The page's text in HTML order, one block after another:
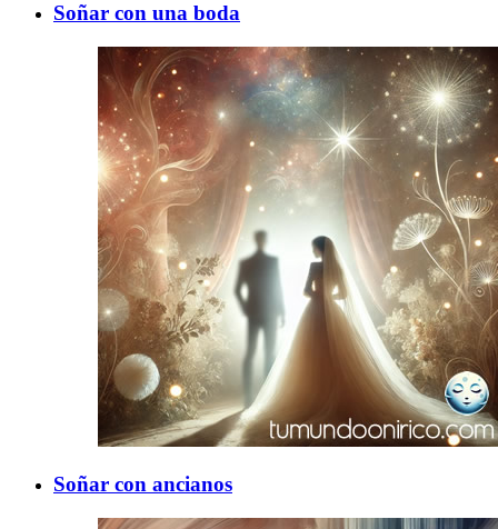
Soñar con una boda
Soñar con ancianos